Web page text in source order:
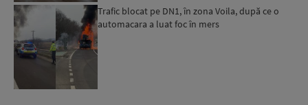
Trafic blocat pe DN1, în zona Voila, după ce o
automacara a luat foc în mers